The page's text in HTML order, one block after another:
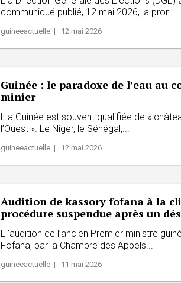
communiqué publié, 12 mai 2026, la pror...
guineeactuelle | 12 mai 2026
Guinée : le paradoxe de l’eau au
minier
L a Guinée est souvent qualifiée de «
l’Ouest ». Le Niger, le Sénégal,...
guineeactuelle | 12 mai 2026
Audition de kassory fofana à la
procédure suspendue après un
L ’audition de l’ancien Premier ministre
Fofana, par la Chambre des Appels...
guineeactuelle | 11 mai 2026